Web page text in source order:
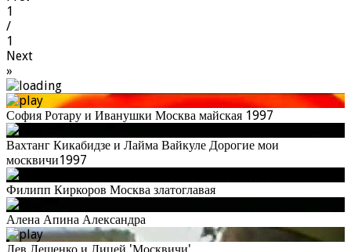
1
/
1
Next
»
София Ротару и Иванушки Москва майская 1997
Вахтанг Кикабидзе и Лайма Вайкуле Дорогие мои
москвичи1997
Филипп Киркоров Москва златоглавая
Алена Апина Александра
Лев Лещенко и Лицей 'Москвичи'